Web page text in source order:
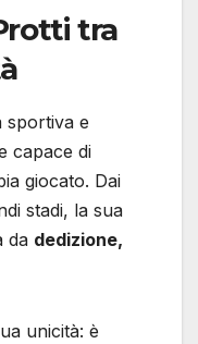
tra
sportiva e
capace di
giocato. Dai
stadi, la sua
da dedizione,
unicità: è